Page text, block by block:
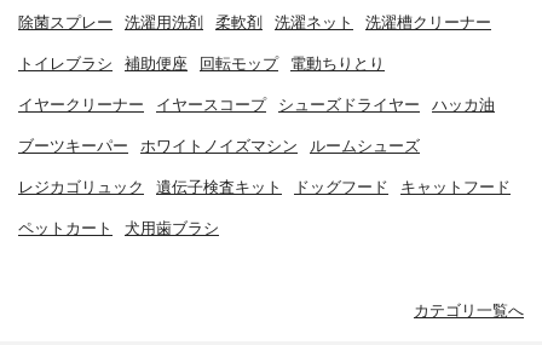
除菌スプレー 洗濯用洗剤 柔軟剤 洗濯ネット 洗濯槽クリーナー
トイレブラシ 補助便座 回転モップ 電動ちりとり
イヤークリーナー イヤースコープ シューズドライヤー ハッカ油
ブーツキーパー ホワイトノイズマシン ルームシューズ
レジカゴリュック 遺伝子検査キット ドッグフード キャットフード
ペットカート 犬用歯ブラシ
カテゴリ一覧へ